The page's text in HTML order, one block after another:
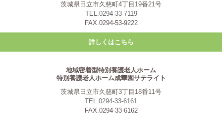
茨城県日立市久慈町4丁目19番21号
TEL.0294-33-7119
FAX.0294-53-9222
詳しくはこちら
地域密着型特別養護老人ホーム
特別養護老人ホーム成華園サテライト
茨城県日立市久慈町3丁目18番11号
TEL.0294-33-6161
FAX.0294-33-6162